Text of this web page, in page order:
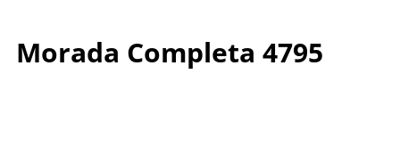
Morada Completa 4795